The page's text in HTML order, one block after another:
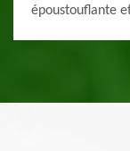
époustouflante